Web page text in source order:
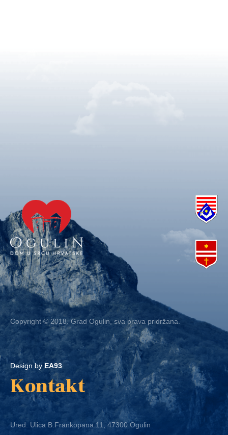
Copyright © 2018. Grad Ogulin, sva prava pridržana.
Design by EA93
Kontakt
Ured: Ulica B.Frankopana 11, 47300 Ogulin